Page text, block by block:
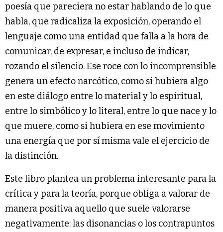
poesía que pareciera no estar hablando de lo que
habla, que radicaliza la exposición, operando el
lenguaje como una entidad que falla a la hora de
comunicar, de expresar, e incluso de indicar,
rozando el silencio. Ese roce con lo incomprensible
genera un efecto narcótico, como si hubiera algo
en este diálogo entre lo material y lo espiritual,
entre lo simbólico y lo literal, entre lo que nace y lo
que muere, como si hubiera en ese movimiento
una energía que por sí misma vale el ejercicio de
la distinción.
Este libro plantea un problema interesante para la
crítica y para la teoría, porque obliga a valorar de
manera positiva aquello que suele valorarse
negativamente: las disonancias o los contrapuntos